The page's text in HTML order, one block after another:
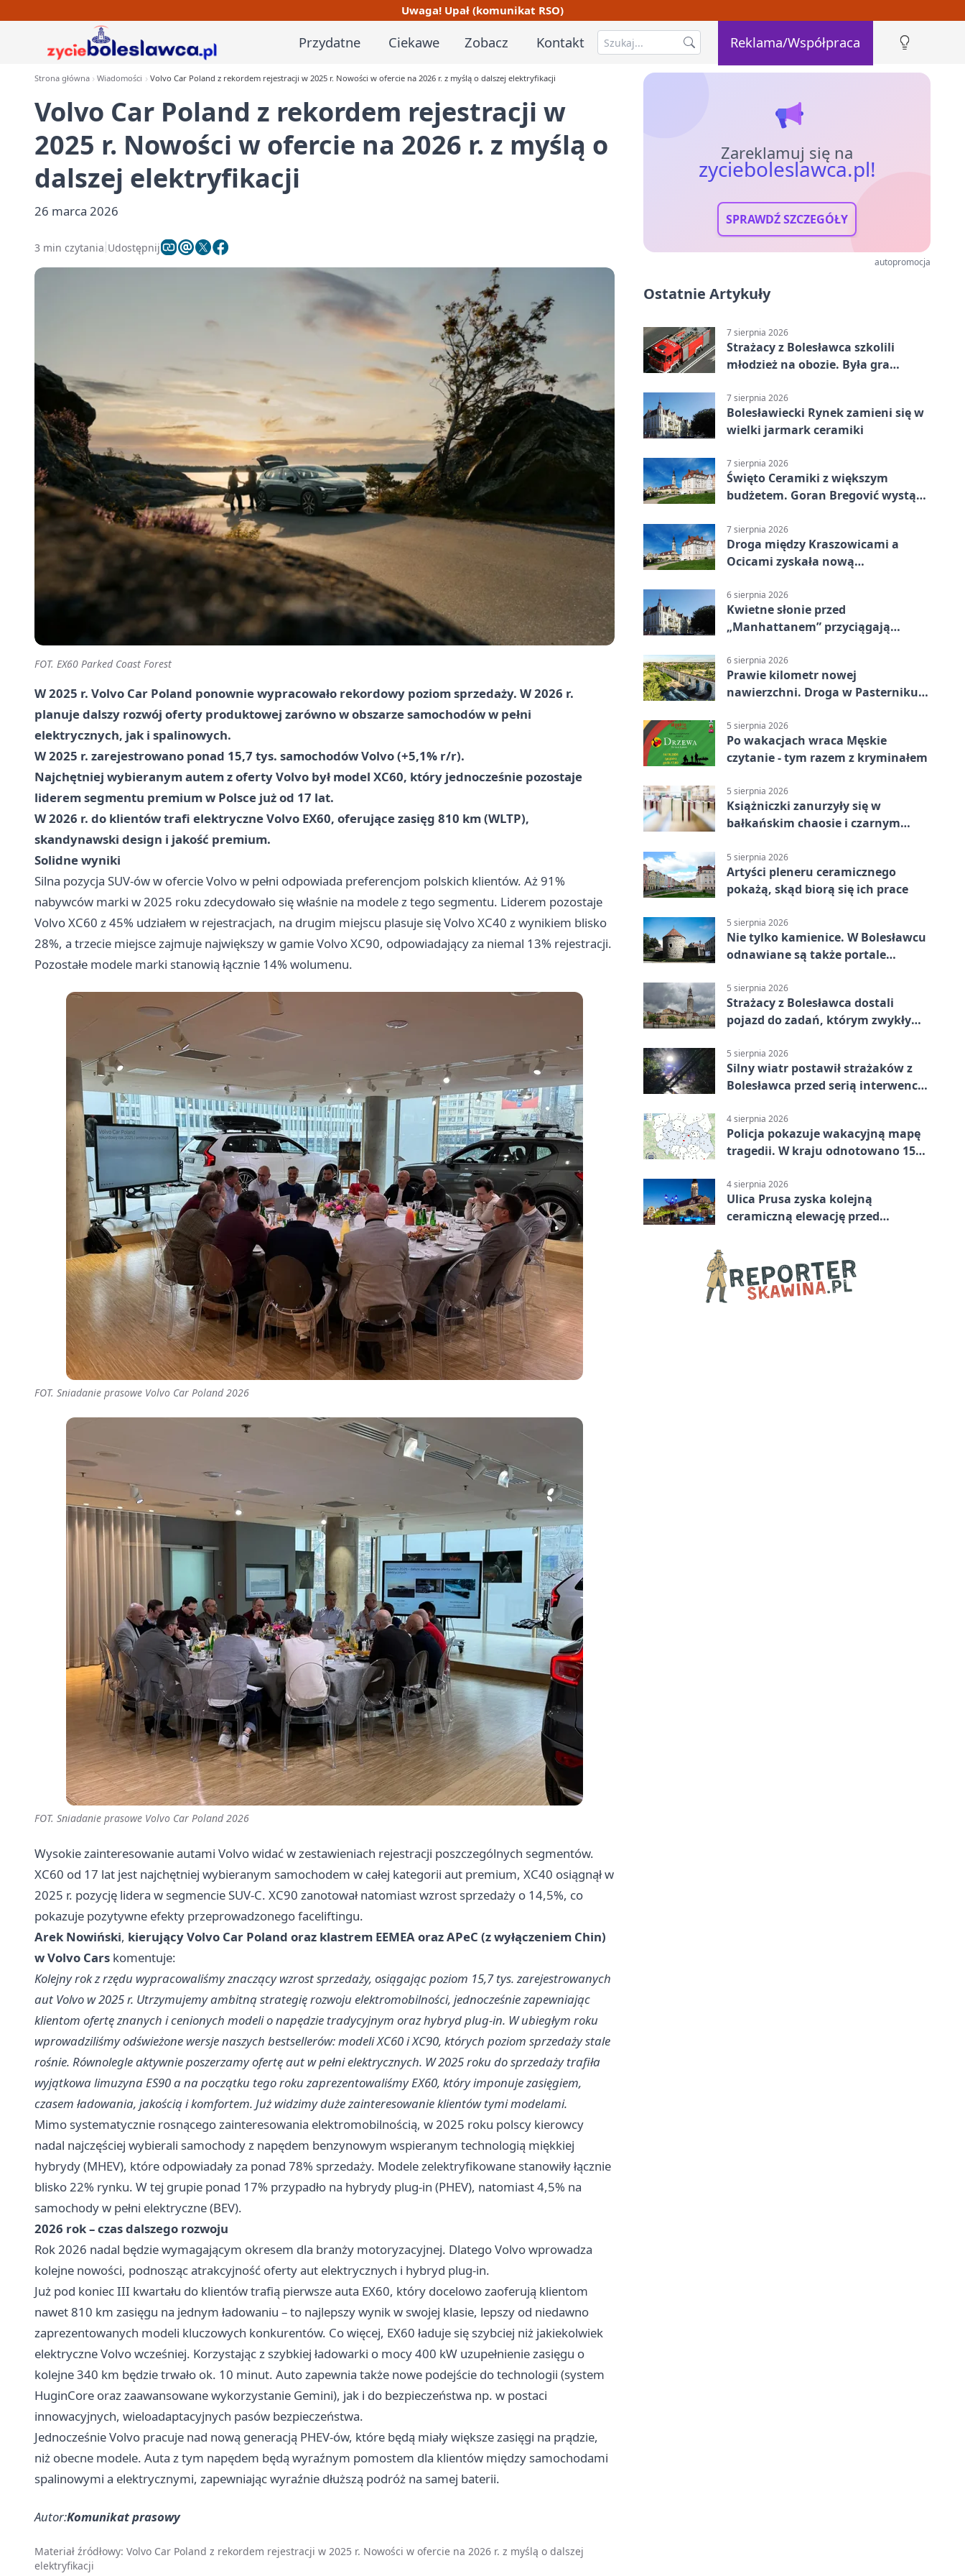
Uwaga! Upał (komunikat RSO)
Przydatne Ciekawe Zobacz Kontakt Reklama/Współpraca
Strona główna Wiadomości Volvo Car Poland z rekordem rejestracji w 2025 r. Nowości w ofercie na 2026 r. z myślą o dalszej elektryfikacji
Volvo Car Poland z rekordem rejestracji w
2025 r. Nowości w ofercie na 2026 r. z myślą o
dalszej elektryfikacji
26 marca 2026
3 min czytania Udostępnij
FOT. EX60 Parked Coast Forest
W 2025 r. Volvo Car Poland ponownie wypracowało rekordowy poziom sprzedaży. W 2026 r.
planuje dalszy rozwój oferty produktowej zarówno w obszarze samochodów w pełni
elektrycznych, jak i spalinowych.
W 2025 r. zarejestrowano ponad 15,7 tys. samochodów Volvo (+5,1% r/r).
Najchętniej wybieranym autem z oferty Volvo był model XC60, który jednocześnie pozostaje
liderem segmentu premium w Polsce już od 17 lat.
W 2026 r. do klientów trafi elektryczne Volvo EX60, oferujące zasięg 810 km (WLTP),
skandynawski design i jakość premium.
Solidne wyniki
Silna pozycja SUV-ów w ofercie Volvo w pełni odpowiada preferencjom polskich klientów. Aż 91%
nabywców marki w 2025 roku zdecydowało się właśnie na modele z tego segmentu. Liderem pozostaje
Volvo XC60 z 45% udziałem w rejestracjach, na drugim miejscu plasuje się Volvo XC40 z wynikiem blisko
28%, a trzecie miejsce zajmuje największy w gamie Volvo XC90, odpowiadający za niemal 13% rejestracji.
Pozostałe modele marki stanowią łącznie 14% wolumenu.
FOT. Sniadanie prasowe Volvo Car Poland 2026
FOT. Sniadanie prasowe Volvo Car Poland 2026
Wysokie zainteresowanie autami Volvo widać w zestawieniach rejestracji poszczególnych segmentów.
XC60 od 17 lat jest najchętniej wybieranym samochodem w całej kategorii aut premium, XC40 osiągnął w
2025 r. pozycję lidera w segmencie SUV-C. XC90 zanotował natomiast wzrost sprzedaży o 14,5%, co
pokazuje pozytywne efekty przeprowadzonego faceliftingu.
Arek Nowiński, kierujący Volvo Car Poland oraz klastrem EEMEA oraz APeC (z wyłączeniem Chin)
w Volvo Cars komentuje:
Kolejny rok z rzędu wypracowaliśmy znaczący wzrost sprzedaży, osiągając poziom 15,7 tys. zarejestrowanych
aut Volvo w 2025 r. Utrzymujemy ambitną strategię rozwoju elektromobilności, jednocześnie zapewniając
klientom ofertę znanych i cenionych modeli o napędzie tradycyjnym oraz hybryd plug-in. W ubiegłym roku
wprowadziliśmy odświeżone wersje naszych bestsellerów: modeli XC60 i XC90, których poziom sprzedaży stale
rośnie. Równolegle aktywnie poszerzamy ofertę aut w pełni elektrycznych. W 2025 roku do sprzedaży trafiła
wyjątkowa limuzyna ES90 a na początku tego roku zaprezentowaliśmy EX60, który imponuje zasięgiem,
czasem ładowania, jakością i komfortem. Już widzimy duże zainteresowanie klientów tymi modelami.
Mimo systematycznie rosnącego zainteresowania elektromobilnością, w 2025 roku polscy kierowcy
nadal najczęściej wybierali samochody z napędem benzynowym wspieranym technologią miękkiej
hybrydy (MHEV), które odpowiadały za ponad 78% sprzedaży. Modele zelektryfikowane stanowiły łącznie
blisko 22% rynku. W tej grupie ponad 17% przypadło na hybrydy plug-in (PHEV), natomiast 4,5% na
samochody w pełni elektryczne (BEV).
2026 rok – czas dalszego rozwoju
Rok 2026 nadal będzie wymagającym okresem dla branży motoryzacyjnej. Dlatego Volvo wprowadza
kolejne nowości, podnosząc atrakcyjność oferty aut elektrycznych i hybryd plug-in.
Już pod koniec III kwartału do klientów trafią pierwsze auta EX60, który docelowo zaoferują klientom
nawet 810 km zasięgu na jednym ładowaniu – to najlepszy wynik w swojej klasie, lepszy od niedawno
zaprezentowanych modeli kluczowych konkurentów. Co więcej, EX60 ładuje się szybciej niż jakiekolwiek
elektryczne Volvo wcześniej. Korzystając z szybkiej ładowarki o mocy 400 kW uzupełnienie zasięgu o
kolejne 340 km będzie trwało ok. 10 minut. Auto zapewnia także nowe podejście do technologii (system
HuginCore oraz zaawansowane wykorzystanie Gemini), jak i do bezpieczeństwa np. w postaci
innowacyjnych, wieloadaptacyjnych pasów bezpieczeństwa.
Jednocześnie Volvo pracuje nad nową generacją PHEV-ów, które będą miały większe zasięgi na prądzie,
niż obecne modele. Auta z tym napędem będą wyraźnym pomostem dla klientów między samochodami
spalinowymi a elektrycznymi, zapewniając wyraźnie dłuższą podróż na samej baterii.
Autor:Komunikat prasowy
Materiał źródłowy: Volvo Car Poland z rekordem rejestracji w 2025 r. Nowości w ofercie na 2026 r. z myślą o dalszej
elektryfikacji
Zareklamuj się na
zycieboleslawca.pl!
SPRAWDŹ SZCZEGÓŁY
autopromocja
Ostatnie Artykuły
7 sierpnia 2026
Strażacy z Bolesławca szkolili
młodzież na obozie. Była gra
7 sierpnia 2026
Bolesławiecki Rynek zamieni się w
wielki jarmark ceramiki
7 sierpnia 2026
Święto Ceramiki z większym
budżetem. Goran Bregović wystąpi
7 sierpnia 2026
Droga między Kraszowicami a
Ocicami zyskała nową
6 sierpnia 2026
Kwietne słonie przed
„Manhattanem” przyciągają
6 sierpnia 2026
Prawie kilometr nowej
nawierzchni. Droga w Pasterniku
5 sierpnia 2026
Po wakacjach wraca Męskie
czytanie - tym razem z kryminałem
5 sierpnia 2026
Książniczki zanurzyły się w
bałkańskim chaosie i czarnym
5 sierpnia 2026
Artyści pleneru ceramicznego
pokażą, skąd biorą się ich prace
5 sierpnia 2026
Nie tylko kamienice. W Bolesławcu
odnawiane są także portale
5 sierpnia 2026
Strażacy z Bolesławca dostali
pojazd do zadań, którym zwykły
5 sierpnia 2026
Silny wiatr postawił strażaków z
Bolesławca przed serią interwencji
4 sierpnia 2026
Policja pokazuje wakacyjną mapę
tragedii. W kraju odnotowano 155
4 sierpnia 2026
Ulica Prusa zyska kolejną
ceramiczną elewację przed